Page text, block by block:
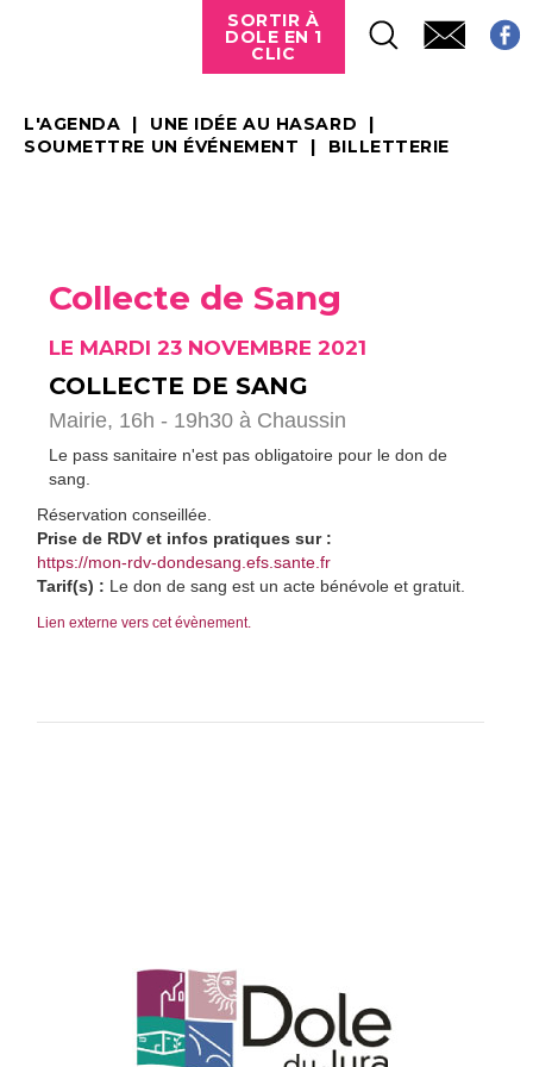
SORTIR À
DOLE EN 1
CLIC
L'AGENDA
UNE IDÉE AU HASARD
SOUMETTRE UN ÉVÉNEMENT
BILLETTERIE
Collecte de Sang
LE MARDI 23 NOVEMBRE 2021
COLLECTE DE SANG
Mairie, 16h - 19h30 à Chaussin
Le pass sanitaire n'est pas obligatoire pour le don de
sang.
Réservation conseillée.
Prise de RDV et infos pratiques sur :
https://mon-rdv-dondesang.efs.sante.fr
Tarif(s) : Le don de sang est un acte bénévole et gratuit.
Lien externe vers cet évènement.